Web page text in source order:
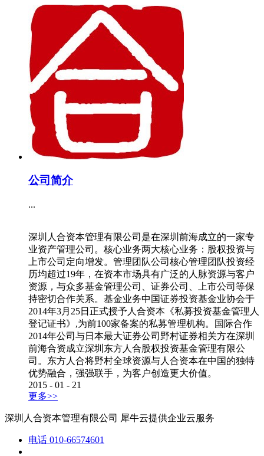
公司简介
...
深圳人合资本管理有限公司是在深圳前海成立的一家专
业资产管理公司。核心业务两大核心业务：股权投资与
上市公司定向增发。管理团队公司核心管理团队投资经
历均超过19年，在资本市场具有广泛的人脉资源与客户
资源，与众多基金管理公司、证券公司、上市公司等保
持密切合作关系。基金业务中国证券投资基金业协会于
2014年3月25日正式授予人合资本《私募投资基金管理人
登记证书》,为前100家备案的私募管理机构。国际合作
2014年公司与日本最大证券公司野村证券相关方在深圳
前海合资成立深圳东方人合股权投资基金管理有限公
司。东方人合将野村全球资源与人合资本在中国的独特
优势融合，强强联手，为客户创造更大价值。
2015 - 01 - 21
更多>>
深圳人合资本管理有限公司 犀牛云提供企业云服务
电话 010-66574601